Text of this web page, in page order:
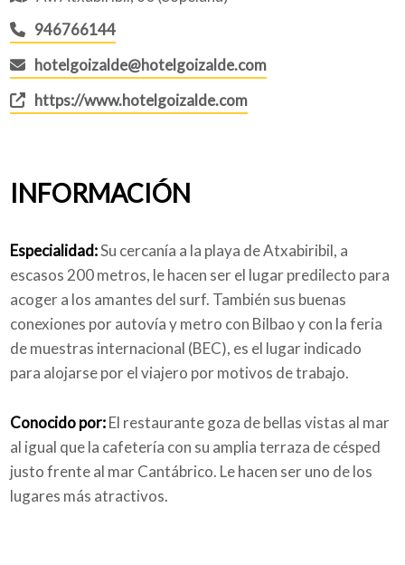
946766144
hotelgoizalde@hotelgoizalde.com
https://www.hotelgoizalde.com
INFORMACIÓN
Especialidad:Su cercanía a la playa de Atxabiribil, a
escasos 200 metros, le hacen ser el lugar predilecto para
acoger a los amantes del surf. También sus buenas
conexiones por autovía y metro con Bilbao y con la feria
de muestras internacional (BEC), es el lugar indicado
para alojarse por el viajero por motivos de trabajo.
Conocido por:El restaurante goza de bellas vistas al mar
al igual que la cafetería con su amplia terraza de césped
justo frente al mar Cantábrico. Le hacen ser uno de los
lugares más atractivos.